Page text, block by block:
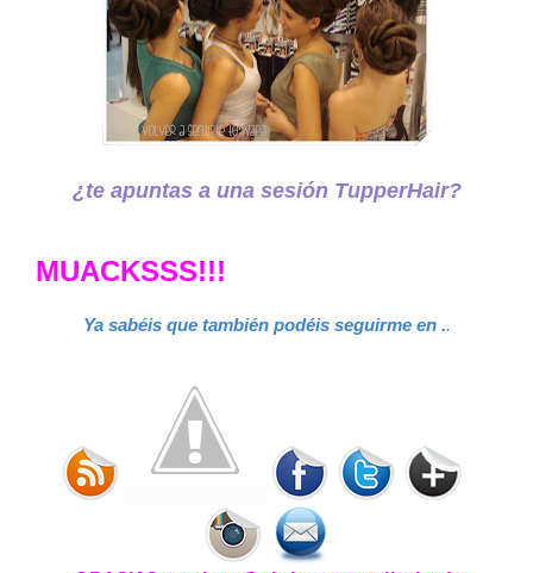
¿te apuntas a una sesión TupperHair?
MUACKSSS!!!
Ya sabéis que también podéis seguirme en ..